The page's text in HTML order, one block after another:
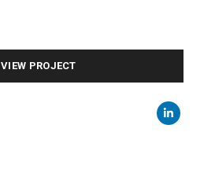
VIEW PROJECT